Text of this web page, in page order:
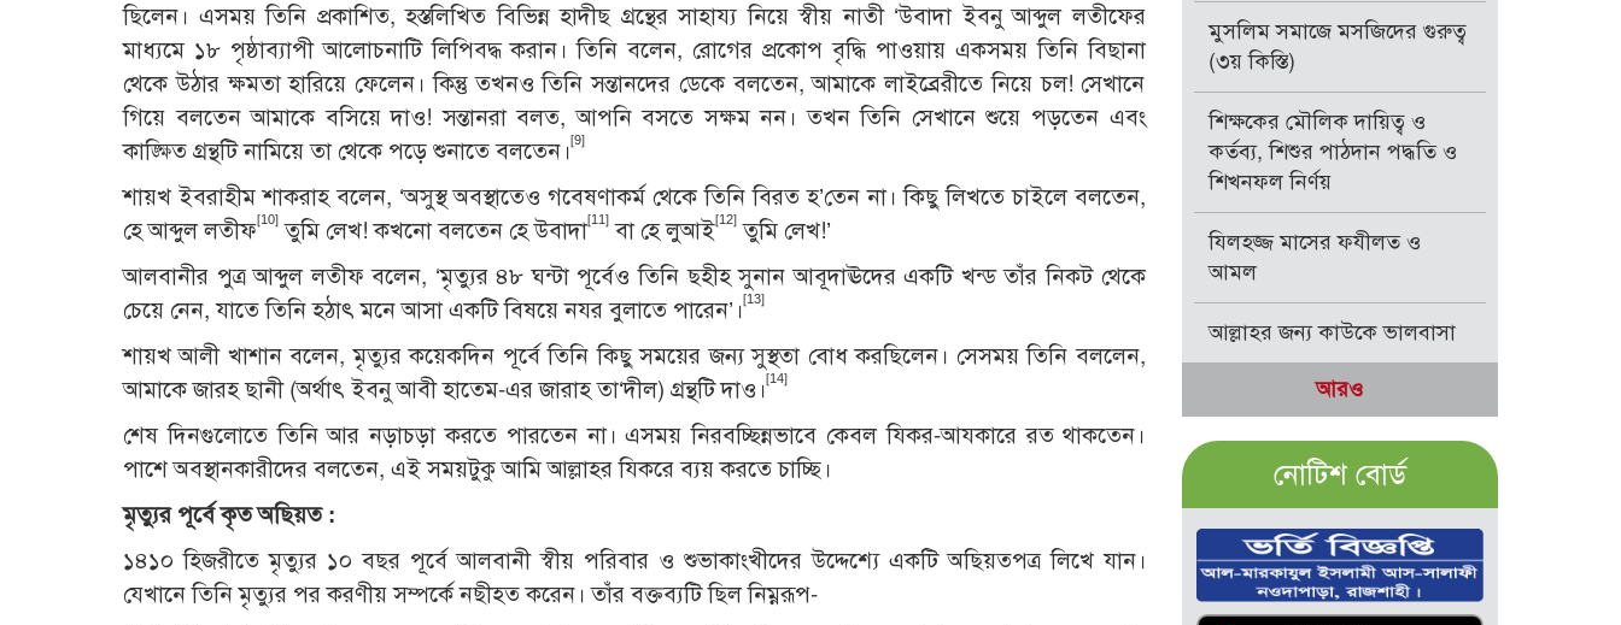
ছিলেন। এসময় তিনি প্রকাশিত, হস্তলিখিত বিভিন্ন হাদীছ গ্রন্থের সাহায্য নিয়ে স্বীয় নাতী ‘উবাদা ইবনু আব্দুল লতীফের
মাধ্যমে ১৮ পৃষ্ঠাব্যাপী আলোচনাটি লিপিবদ্ধ করান। তিনি বলেন, রোগের প্রকোপ বৃদ্ধি পাওয়ায় একসময় তিনি বিছানা
থেকে উঠার ক্ষমতা হারিয়ে ফেলেন। কিন্তু তখনও তিনি সন্তানদের ডেকে বলতেন, আমাকে লাইব্রেরীতে নিয়ে চল! সেখানে
গিয়ে বলতেন আমাকে বসিয়ে দাও! সন্তানরা বলত, আপনি বসতে সক্ষম নন। তখন তিনি সেখানে শুয়ে পড়তেন এবং
কাঙ্ক্ষিত গ্রন্থটি নামিয়ে তা থেকে পড়ে শুনাতে বলতেন।[9]
শায়খ ইবরাহীম শাকরাহ বলেন, ‘অসুস্থ অবস্থাতেও গবেষণাকর্ম থেকে তিনি বিরত হ’তেন না। কিছু লিখতে চাইলে বলতেন,
হে আব্দুল লতীফ[10] তুমি লেখ! কখনো বলতেন হে উবাদা[11] বা হে লুআই[12] তুমি লেখ!’
আলবানীর পুত্র আব্দুল লতীফ বলেন, ‘মৃত্যুর ৪৮ ঘন্টা পূর্বেও তিনি ছহীহ সুনান আবূদাঊদের একটি খন্ড তাঁর নিকট থেকে
চেয়ে নেন, যাতে তিনি হঠাৎ মনে আসা একটি বিষয়ে নযর বুলাতে পারেন’।[13]
শায়খ আলী খাশান বলেন, মৃত্যুর কয়েকদিন পূর্বে তিনি কিছু সময়ের জন্য সুস্থতা বোধ করছিলেন। সেসময় তিনি বললেন,
আমাকে জারহ ছানী (অর্থাৎ ইবনু আবী হাতেম-এর জারাহ তা‘দীল) গ্রন্থটি দাও।[14]
শেষ দিনগুলোতে তিনি আর নড়াচড়া করতে পারতেন না। এসময় নিরবচ্ছিন্নভাবে কেবল যিকর-আযকারে রত থাকতেন।
পাশে অবস্থানকারীদের বলতেন, এই সময়টুকু আমি আল্লাহর যিকরে ব্যয় করতে চাচ্ছি।
মৃত্যুর পূর্বে কৃত অছিয়ত :
১৪১০ হিজরীতে মৃত্যুর ১০ বছর পূর্বে আলবানী স্বীয় পরিবার ও শুভাকাংখীদের উদ্দেশ্যে একটি অছিয়তপত্র লিখে যান।
যেখানে তিনি মৃত্যুর পর করণীয় সম্পর্কে নছীহত করেন। তাঁর বক্তব্যটি ছিল নিম্নরূপ-
মুসলিম সমাজে মসজিদের গুরুত্ব
(৩য় কিস্তি)
শিক্ষকের মৌলিক দায়িত্ব ও
কর্তব্য, শিশুর পাঠদান পদ্ধতি ও
শিখনফল নির্ণয়
যিলহজ্জ মাসের ফযীলত ও
আমল
আল্লাহর জন্য কাউকে ভালবাসা
আরও
নোটিশ বোর্ড